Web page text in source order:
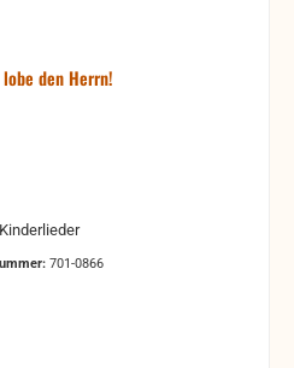
den Herrn!
701-0866